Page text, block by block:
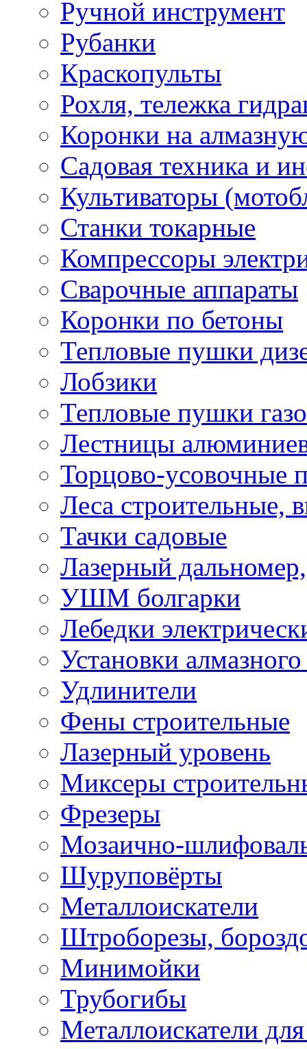
Ручной инструмент
Рубанки
Краскопульты
Рохля, тележка
Коронки на
Садовая техника и
Культиваторы
Станки токарные
Компрессоры
Сварочные аппараты
Коронки по бетоны
Тепловые пушки
Лобзики
Тепловые пушки
Лестницы
Торцово-усовочные
Леса строительные,
Тачки садовые
Лазерный дальномер,
УШМ болгарки
Лебедки
Установки
Удлинители
Фены строительные
Лазерный уровень
Миксеры
Фрезеры
Мозаично-
Шуруповёрты
Металлоискатели
Штроборезы,
Минимойки
Трубогибы
Металлоискатели